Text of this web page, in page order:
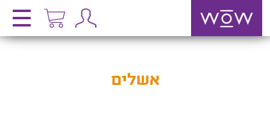
אשלים